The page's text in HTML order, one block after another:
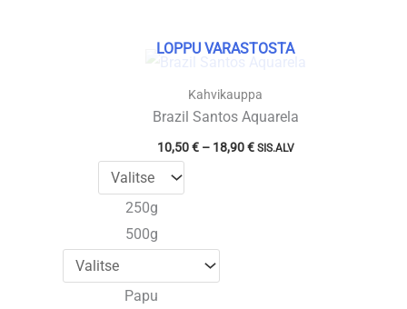
LOPPU VARASTOSTA
Kahvikauppa
Brazil Santos Aquarela
10,50€ – 18,90€Hintaluokka:
SIS.ALV
250g
500g
Papu